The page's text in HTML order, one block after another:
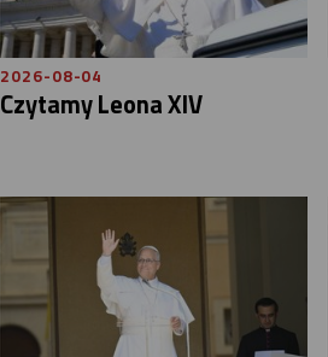
2026-08-04
Czytamy Leona XIV